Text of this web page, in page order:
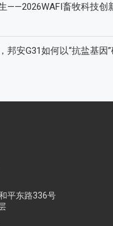
——2026WAFI畜牧科技创
邦安G31如何以“抗盐基因”
平东路336号